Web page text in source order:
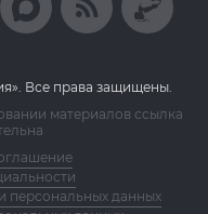
Все права защищены.
материалов ссылка
персональных данных